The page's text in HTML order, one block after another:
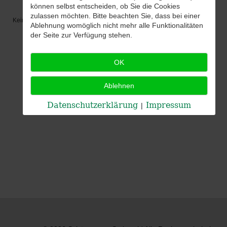
Keine Termine
können selbst entscheiden, ob Sie die Cookies
zulassen möchten. Bitte beachten Sie, dass bei einer
Ablehnung womöglich nicht mehr alle Funktionalitäten
der Seite zur Verfügung stehen.
OK
Ablehnen
Datenschutzerklärung | Impressum